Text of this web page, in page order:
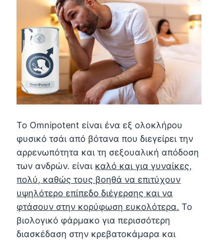
Το Omnipotent είναι ένα εξ ολοκλήρου
φυσικό τσάι από βότανα που διεγείρει την
αρρενωπότητα και τη σεξουαλική απόδοση
των ανδρών. είναι καλό και για γυναίκες,
πολύ, καθώς τους βοηθά να επιτύχουν
υψηλότερο επίπεδο διέγερσης και να
φτάσουν στην κορύφωση ευκολότερα. Το
βιολογικό φάρμακο για περισσότερη
διασκέδαση στην κρεβατοκάμαρα και